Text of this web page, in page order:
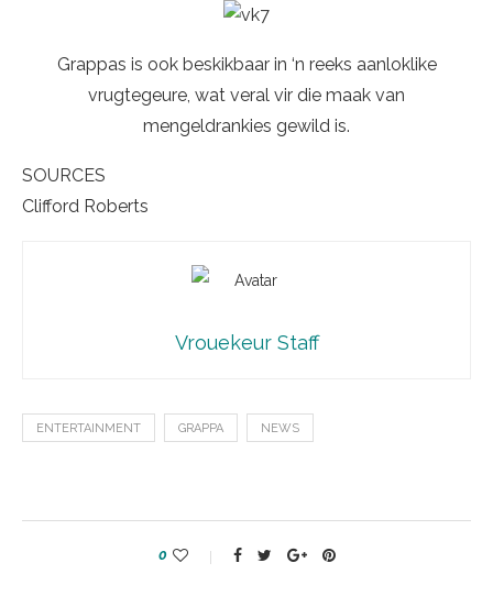
Grappas is ook beskikbaar in ‘n reeks aanloklike
vrugtegeure, wat veral vir die maak van
mengeldrankies gewild is.
SOURCES
Clifford Roberts
Vrouekeur Staff
ENTERTAINMENT GRAPPA NEWS
0